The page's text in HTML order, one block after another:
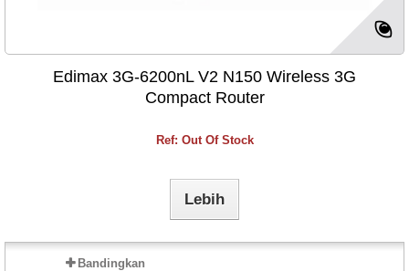
Edimax 3G-6200nL V2 N150 Wireless 3G
Compact Router
Ref: Out Of Stock
Lebih
Bandingkan